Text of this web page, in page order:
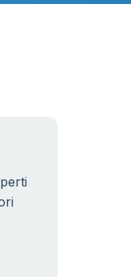
21